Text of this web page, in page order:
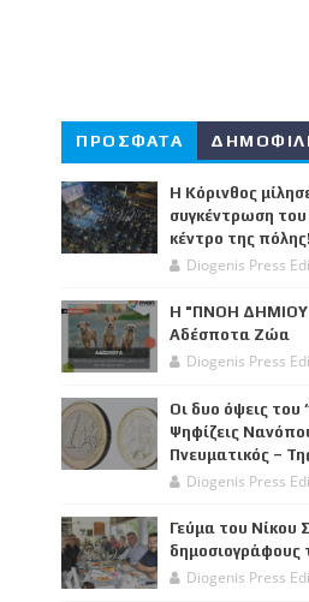
ΠΡΟΣΦΑΤΑ
Η Κόρινθος
συγκέντρωση
κέντρο της πόλης!
Diogenis Press
Η "ΠΝΟΗ
Αδέσποτα Ζώα
Diogenis Press
Οι δυο όψεις του
Ψηφίζεις
Πνευματικός –
Diogenis Press
Γεύμα του Νίκου
δημοσιογράφους
Diogenis Press